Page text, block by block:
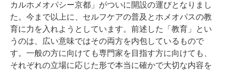
カルホメオパシー京都」がついに開設の運びとなりまし
た。今まで以上に、セルフケアの普及とホメオパスの教
育に力を入れようとしています。前述した「教育」とい
うのは、広い意味ではその両方を内包しているもので
す。一般の方に向けても専門家を目指す方に向けても、
それぞれの立場に応じた形で本当に確かで大切な内容を